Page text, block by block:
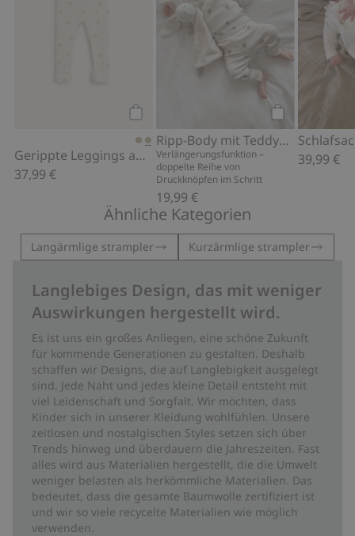
Gerippte Leggings aus Wolle
37,99 €
Kaufen
Ripp-Body mit Teddybär-Muster
Verlängerungsfunktion –
doppelte Reihe von
Druckknöpfen im Schritt
19,99 €
39,99 €
Ähnliche Kategorien
Langärmlige strampler Kurzärmlige strampler
Langlebiges Design, das mit weniger
Auswirkungen hergestellt wird.
Es ist uns ein großes Anliegen, eine schöne Zukunft
für kommende Generationen zu gestalten. Deshalb
schaffen wir Designs, die auf Langlebigkeit ausgelegt
sind. Jede Naht und jedes kleine Detail entsteht mit
viel Leidenschaft und Sorgfalt. Wir möchten, dass
Kinder sich in unserer Kleidung wohlfühlen. Unsere
zeitlosen und nostalgischen Styles setzen sich über
Trends hinweg und überdauern die Jahreszeiten. Fast
alles wird aus Materialien hergestellt, die die Umwelt
weniger belasten als herkömmliche Materialien. Das
bedeutet, dass die gesamte Baumwolle zertifiziert ist
und wir so viele recycelte Materialien wie möglich
verwenden.